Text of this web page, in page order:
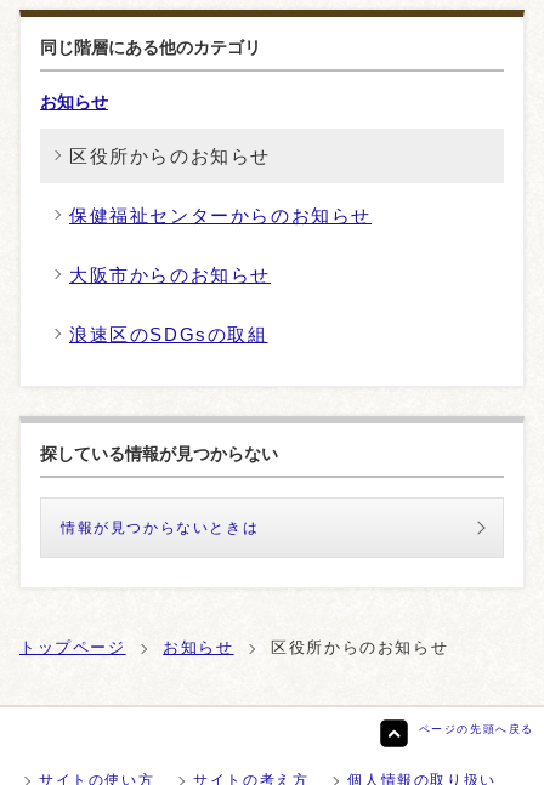
同じ階層にある他のカテゴリ
お知らせ
区役所からのお知らせ
保健福祉センターからのお知らせ
大阪市からのお知らせ
浪速区のSDGsの取組
探している情報が見つからない
情報が見つからないときは
トップページ お知らせ 区役所からのお知らせ
ページの先頭へ戻る
サイトの使い方 サイトの考え方 個人情報の取り扱い